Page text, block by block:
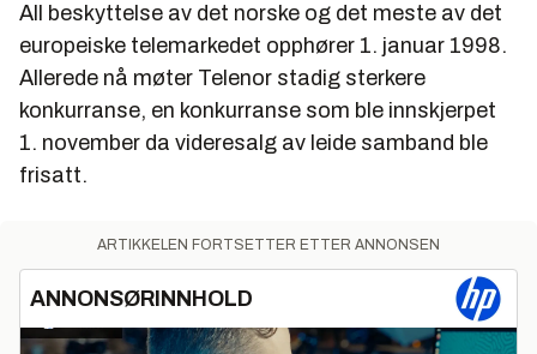
All beskyttelse av det norske og det meste av det
europeiske telemarkedet opphører 1. januar 1998.
Allerede nå møter Telenor stadig sterkere
konkurranse, en konkurranse som ble innskjerpet
1. november da videresalg av leide samband ble
frisatt.
ARTIKKELEN FORTSETTER ETTER ANNONSEN
ANNONSØRINNHOLD